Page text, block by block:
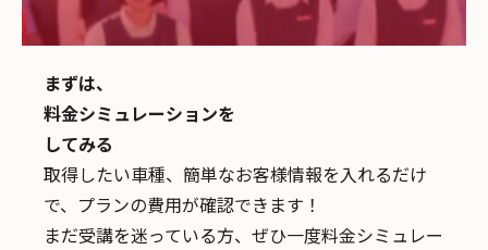
まずは、
料金シミュレーションを
してみる
取得したい車種、簡単なお客様情報を入れるだけ
で、 プランの費用が確認できます！
まだ受講を迷っている方、ぜひ一度料金シミュレー